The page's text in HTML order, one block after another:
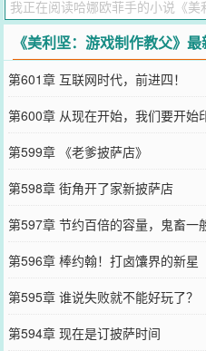
新拳打任天堂，脚踢世嘉，吓得
片上，我是游戏开发者。但在我心
您要是觉得《 美利坚：游戏制作教
群和微博微信里的朋友推荐哦！
《美利坚：游戏制作教父》
第601章 互联网时代，前进四！
第600章 从现在开始，我们要开始
第599章 《老爹披萨店》
第598章 街角开了家新披萨店
第597章 节约百倍的容量，鬼畜一
第596章 棒约翰！打卤馕界的新星
第595章 谁说失败就不能好玩了？
第594章 现在是订披萨时间